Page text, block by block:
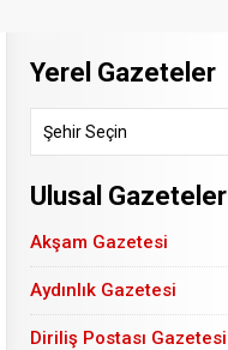
Yerel Gazeteler
Şehir Seçin
Ulusal Gazeteler
Akşam Gazetesi
Aydınlık Gazetesi
Diriliş Postası Gazetesi